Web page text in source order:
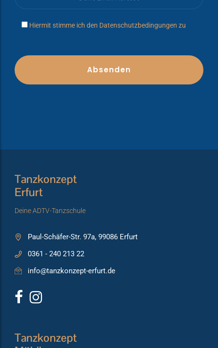
Hiermit stimme ich den Datenschutzbedingungen zu
Tanzkonzept
Erfurt
Deine ADTV-Tanzschule
Paul-Schäfer-Str. 97a, 99086 Erfurt
0361 - 240 213 22
info@tanzkonzept-erfurt.de
Tanzkonzept